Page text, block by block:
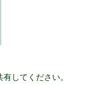
してください。